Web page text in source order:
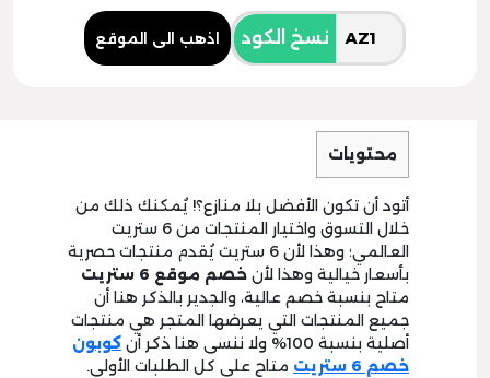
نسخ الكود اذهب الى الموقع
محتويات
أتود أن تكون الأفضل بلا منازع؟! يُمكنك ذلك من
خلال التسوق واختيار المنتجات من 6 ستريت
العالمي؛ وهذا لأن 6 ستريت يُقدم منتجات حصرية
بأسعار خيالية وهذا لأن خصم موقع 6 ستريت
متاح بنسبة خصم عالية، والجدير بالذكر هنا أن
جميع المنتجات التي يعرضها المتجر هي منتجات
أصلية بنسبة 100% ولا ننسى هنا ذكر أن
كوبون
خصم 6 ستريت
متاح على كل الطلبات الأولى.